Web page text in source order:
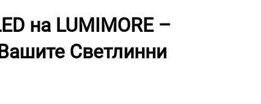
на LUMIMORE –
Светлинни